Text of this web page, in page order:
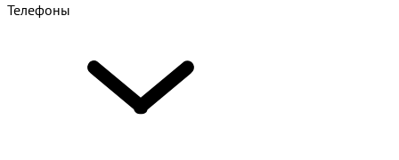
Телефоны